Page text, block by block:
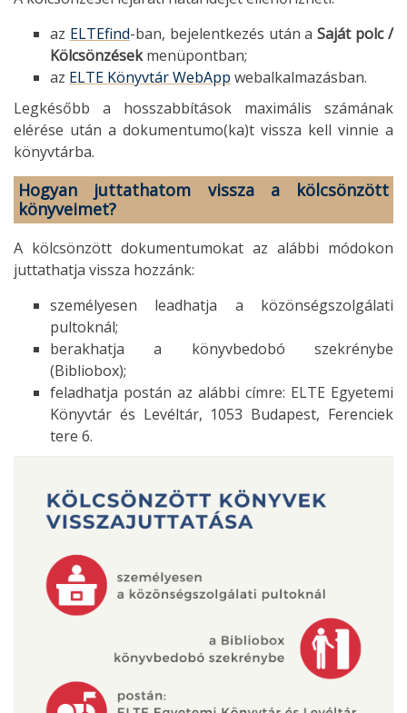
az ELTEfind-ban, bejelentkezés után aSaját polc /
Kölcsönzésekmenüpontban;
az ELTE Könyvtár WebApp webalkalmazásban.
Legkésőbb a hosszabbítások maximális számának
elérése után a dokumentumo(ka)t vissza kell vinnie a
könyvtárba.
Hogyan juttathatom vissza a kölcsönzött
könyveimet?
A kölcsönzött dokumentumokat az alábbi módokon
juttathatja vissza hozzánk:
személyesen leadhatja a közönségszolgálati
pultoknál;
berakhatja a könyvbedobó szekrénybe
(Bibliobox);
feladhatja postán az alábbi címre: ELTE Egyetemi
Könyvtár és Levéltár, 1053 Budapest, Ferenciek
tere 6.